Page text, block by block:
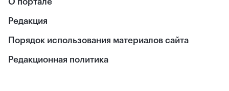
Редакция
Порядок использования материалов сайта
Редакционная политика